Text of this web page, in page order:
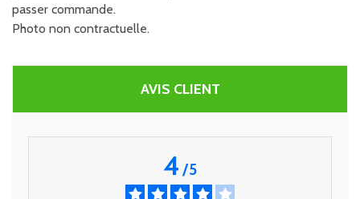
passer commande.
Photo non contractuelle.
AVIS CLIENT
4/5